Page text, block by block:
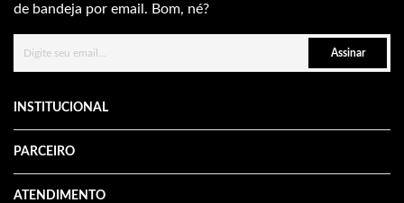
de bandeja por email. Bom, né?
Assinar
INSTITUCIONAL
PARCEIRO
ATENDIMENTO